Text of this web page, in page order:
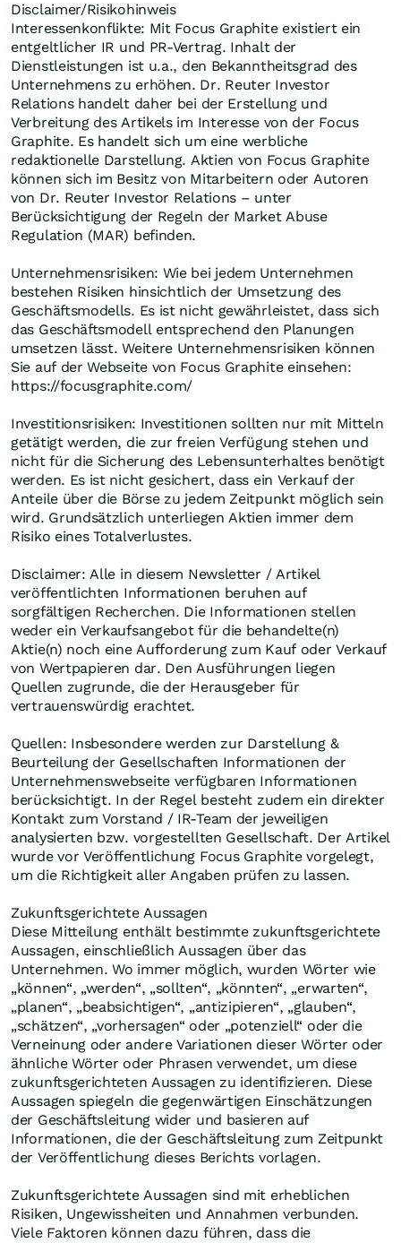
Disclaimer/Risikohinweis
Interessenkonflikte: Mit Focus Graphite existiert ein
entgeltlicher IR und PR-Vertrag. Inhalt der
Dienstleistungen ist u.a., den Bekanntheitsgrad des
Unternehmens zu erhöhen. Dr. Reuter Investor
Relations handelt daher bei der Erstellung und
Verbreitung des Artikels im Interesse von der Focus
Graphite. Es handelt sich um eine werbliche
redaktionelle Darstellung. Aktien von Focus Graphite
können sich im Besitz von Mitarbeitern oder Autoren
von Dr. Reuter Investor Relations – unter
Berücksichtigung der Regeln der Market Abuse
Regulation (MAR) befinden.
Unternehmensrisiken: Wie bei jedem Unternehmen
bestehen Risiken hinsichtlich der Umsetzung des
Geschäftsmodells. Es ist nicht gewährleistet, dass sich
das Geschäftsmodell entsprechend den Planungen
umsetzen lässt. Weitere Unternehmensrisiken können
Sie auf der Webseite von Focus Graphite einsehen:
https://focusgraphite.com/
Investitionsrisiken: Investitionen sollten nur mit Mitteln
getätigt werden, die zur freien Verfügung stehen und
nicht für die Sicherung des Lebensunterhaltes benötigt
werden. Es ist nicht gesichert, dass ein Verkauf der
Anteile über die Börse zu jedem Zeitpunkt möglich sein
wird. Grundsätzlich unterliegen Aktien immer dem
Risiko eines Totalverlustes.
Disclaimer: Alle in diesem Newsletter / Artikel
veröffentlichten Informationen beruhen auf
sorgfältigen Recherchen. Die Informationen stellen
weder ein Verkaufsangebot für die behandelte(n)
Aktie(n) noch eine Aufforderung zum Kauf oder Verkauf
von Wertpapieren dar. Den Ausführungen liegen
Quellen zugrunde, die der Herausgeber für
vertrauenswürdig erachtet.
Quellen: Insbesondere werden zur Darstellung &
Beurteilung der Gesellschaften Informationen der
Unternehmenswebseite verfügbaren Informationen
berücksichtigt. In der Regel besteht zudem ein direkter
Kontakt zum Vorstand / IR-Team der jeweiligen
analysierten bzw. vorgestellten Gesellschaft. Der Artikel
wurde vor Veröffentlichung Focus Graphite vorgelegt,
um die Richtigkeit aller Angaben prüfen zu lassen.
Zukunftsgerichtete Aussagen
Diese Mitteilung enthält bestimmte zukunftsgerichtete
Aussagen, einschließlich Aussagen über das
Unternehmen. Wo immer möglich, wurden Wörter wie
„können“, „werden“, „sollten“, „könnten“, „erwarten“,
„planen“, „beabsichtigen“, „antizipieren“, „glauben“,
„schätzen“, „vorhersagen“ oder „potenziell“ oder die
Verneinung oder andere Variationen dieser Wörter oder
ähnliche Wörter oder Phrasen verwendet, um diese
zukunftsgerichteten Aussagen zu identifizieren. Diese
Aussagen spiegeln die gegenwärtigen Einschätzungen
der Geschäftsleitung wider und basieren auf
Informationen, die der Geschäftsleitung zum Zeitpunkt
der Veröffentlichung dieses Berichts vorlagen.
Zukunftsgerichtete Aussagen sind mit erheblichen
Risiken, Ungewissheiten und Annahmen verbunden.
Viele Faktoren können dazu führen, dass die